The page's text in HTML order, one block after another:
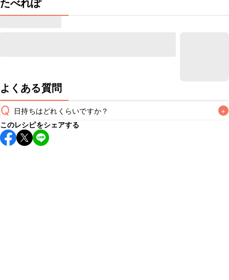
たべれぽ
よくある質問
Q 日持ちはどれくらいですか？ +
こちらのレシピは出来たてをお召し上がりいただくことをお
すすめします。
このレシピをシェアする